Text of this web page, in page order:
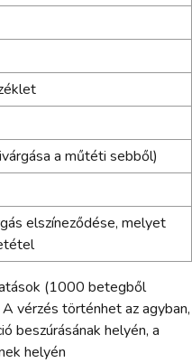
a műtéti sebből)
elszíneződése, melyet
(1000 betegből
vérzés történhet az agyban,
beszúrásának helyén, a
helyén